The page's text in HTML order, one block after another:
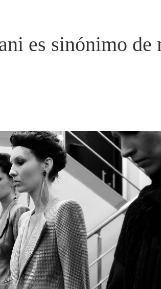
es sinónimo de